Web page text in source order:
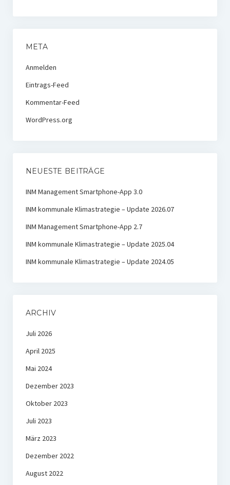
META
Anmelden
Eintrags-Feed
Kommentar-Feed
WordPress.org
NEUESTE BEITRÄGE
INM Management Smartphone-App 3.0
INM kommunale Klimastrategie – Update 2026.07
INM Management Smartphone-App 2.7
INM kommunale Klimastrategie – Update 2025.04
INM kommunale Klimastrategie – Update 2024.05
ARCHIV
Juli 2026
April 2025
Mai 2024
Dezember 2023
Oktober 2023
Juli 2023
März 2023
Dezember 2022
August 2022